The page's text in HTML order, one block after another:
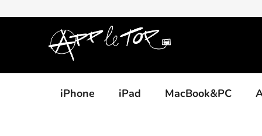
na
iPhone iPad MacBook&PC